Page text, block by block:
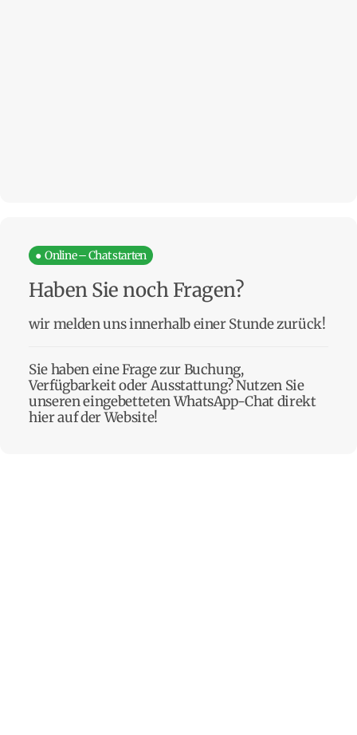
● Online – Chat starten
Haben Sie noch Fragen?
wir melden uns innerhalb einer Stunde zurück!
Sie haben eine Frage zur Buchung,
Verfügbarkeit oder Ausstattung? Nutzen Sie
unseren eingebetteten WhatsApp-Chat direkt
hier auf der Website!